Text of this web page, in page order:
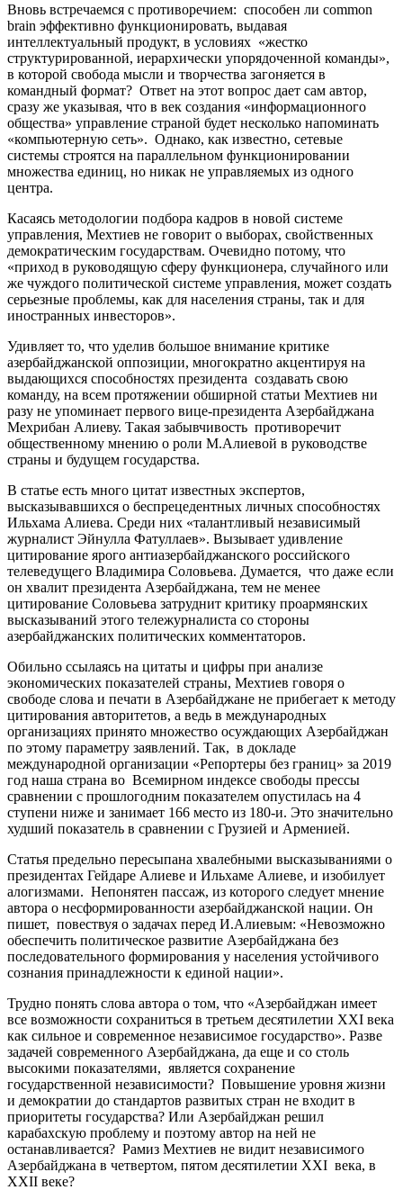
Вновь встречаемся с противоречием: способен ли common
brain эффективно функционировать, выдавая
интеллектуальный продукт, в условиях «жестко
структурированной, иерархически упорядоченной команды»,
в которой свобода мысли и творчества загоняется в
командный формат? Ответ на этот вопрос дает сам автор,
сразу же указывая, что в век создания «информационного
общества» управление страной будет несколько напоминать
«компьютерную сеть». Однако, как известно, сетевые
системы строятся на параллельном функционировании
множества единиц, но никак не управляемых из одного
центра.
Касаясь методологии подбора кадров в новой системе
управления, Мехтиев не говорит о выборах, свойственных
демократическим государствам. Очевидно потому, что
«приход в руководящую сферу функционера, случайного или
же чуждого политической системе управления, может создать
серьезные проблемы, как для населения страны, так и для
иностранных инвесторов».
Удивляет то, что уделив большое внимание критике
азербайджанской оппозиции, многократно акцентируя на
выдающихся способностях президента создавать свою
команду, на всем протяжении обширной статьи Мехтиев ни
разу не упоминает первого вице-президента Азербайджана
Мехрибан Алиеву. Такая забывчивость противоречит
общественному мнению о роли М.Алиевой в руководстве
страны и будущем государства.
В статье есть много цитат известных экспертов,
высказывавшихся о беспрецедентных личных способностях
Ильхама Алиева. Среди них «талантливый независимый
журналист Эйнулла Фатуллаев». Вызывает удивление
цитирование ярого антиазербайджанского российского
телеведущего Владимира Соловьева. Думается, что даже если
он хвалит президента Азербайджана, тем не менее
цитирование Соловьева затруднит критику проармянских
высказываний этого тележурналиста со стороны
азербайджанских политических комментаторов.
Обильно ссылаясь на цитаты и цифры при анализе
экономических показателей страны, Мехтиев говоря о
свободе слова и печати в Азербайджане не прибегает к методу
цитирования авторитетов, а ведь в международных
организациях принято множество осуждающих Азербайджан
по этому параметру заявлений. Так, в докладе
международной организации «Репортеры без границ» за 2019
год наша страна во Всемирном индексе свободы прессы
сравнении с прошлогодним показателем опустилась на 4
ступени ниже и занимает 166 место из 180-и. Это значительно
худший показатель в сравнении с Грузией и Арменией.
Статья предельно пересыпана хвалебными высказываниями о
президентах Гейдаре Алиеве и Ильхаме Алиеве, и изобилует
алогизмами. Непонятен пассаж, из которого следует мнение
автора о несформированности азербайджанской нации. Он
пишет, повествуя о задачах перед И.Алиевым: «Невозможно
обеспечить политическое развитие Азербайджана без
последовательного формирования у населения устойчивого
сознания принадлежности к единой нации».
Трудно понять слова автора о том, что «Азербайджан имеет
все возможности сохраниться в третьем десятилетии XXI века
как сильное и современное независимое государство». Разве
задачей современного Азербайджана, да еще и со столь
высокими показателями, является сохранение
государственной независимости? Повышение уровня жизни
и демократии до стандартов развитых стран не входит в
приоритеты государства? Или Азербайджан решил
карабахскую проблему и поэтому автор на ней не
останавливается? Рамиз Мехтиев не видит независимого
Азербайджана в четвертом, пятом десятилетии XXI века, в
XXII веке?